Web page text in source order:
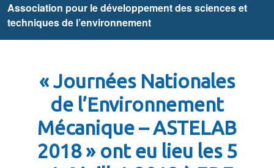
Association pour le développement des sciences et
techniques de l’environnement
« Journées Nationales
de l’Environnement
Mécanique – ASTELAB
2018 » ont eu lieu les 5